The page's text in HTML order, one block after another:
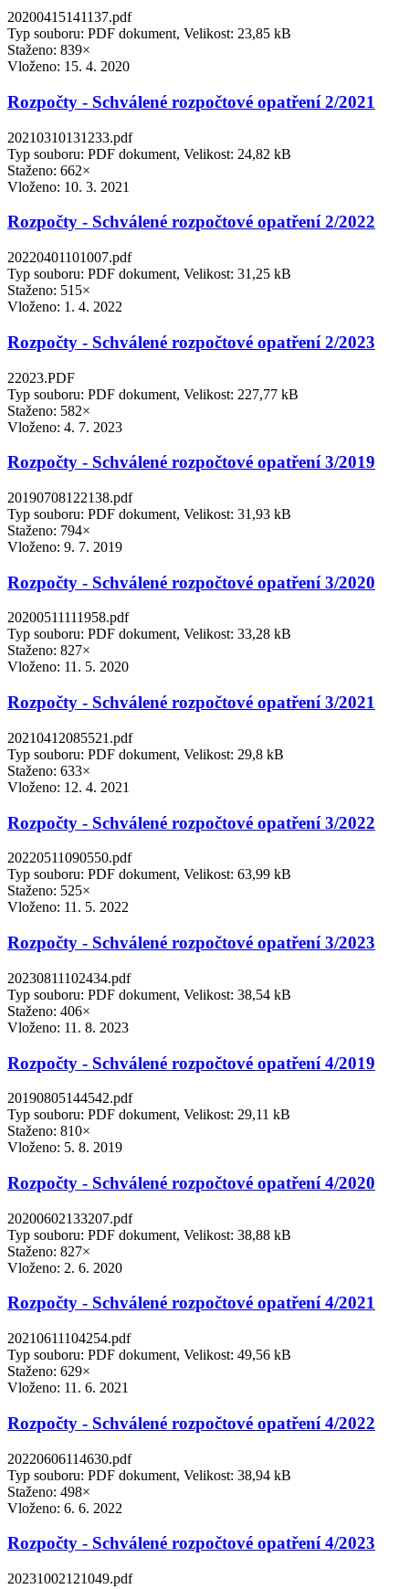
20200415141137.pdf
Typ souboru: PDF dokument, Velikost: 23,85 kB
Staženo: 839×
Vloženo: 15. 4. 2020
Rozpočty - Schválené rozpočtové opatření 2/2021
20210310131233.pdf
Typ souboru: PDF dokument, Velikost: 24,82 kB
Staženo: 662×
Vloženo: 10. 3. 2021
Rozpočty - Schválené rozpočtové opatření 2/2022
20220401101007.pdf
Typ souboru: PDF dokument, Velikost: 31,25 kB
Staženo: 515×
Vloženo: 1. 4. 2022
Rozpočty - Schválené rozpočtové opatření 2/2023
22023.PDF
Typ souboru: PDF dokument, Velikost: 227,77 kB
Staženo: 582×
Vloženo: 4. 7. 2023
Rozpočty - Schválené rozpočtové opatření 3/2019
20190708122138.pdf
Typ souboru: PDF dokument, Velikost: 31,93 kB
Staženo: 794×
Vloženo: 9. 7. 2019
Rozpočty - Schválené rozpočtové opatření 3/2020
20200511111958.pdf
Typ souboru: PDF dokument, Velikost: 33,28 kB
Staženo: 827×
Vloženo: 11. 5. 2020
Rozpočty - Schválené rozpočtové opatření 3/2021
20210412085521.pdf
Typ souboru: PDF dokument, Velikost: 29,8 kB
Staženo: 633×
Vloženo: 12. 4. 2021
Rozpočty - Schválené rozpočtové opatření 3/2022
20220511090550.pdf
Typ souboru: PDF dokument, Velikost: 63,99 kB
Staženo: 525×
Vloženo: 11. 5. 2022
Rozpočty - Schválené rozpočtové opatření 3/2023
20230811102434.pdf
Typ souboru: PDF dokument, Velikost: 38,54 kB
Staženo: 406×
Vloženo: 11. 8. 2023
Rozpočty - Schválené rozpočtové opatření 4/2019
20190805144542.pdf
Typ souboru: PDF dokument, Velikost: 29,11 kB
Staženo: 810×
Vloženo: 5. 8. 2019
Rozpočty - Schválené rozpočtové opatření 4/2020
20200602133207.pdf
Typ souboru: PDF dokument, Velikost: 38,88 kB
Staženo: 827×
Vloženo: 2. 6. 2020
Rozpočty - Schválené rozpočtové opatření 4/2021
20210611104254.pdf
Typ souboru: PDF dokument, Velikost: 49,56 kB
Staženo: 629×
Vloženo: 11. 6. 2021
Rozpočty - Schválené rozpočtové opatření 4/2022
20220606114630.pdf
Typ souboru: PDF dokument, Velikost: 38,94 kB
Staženo: 498×
Vloženo: 6. 6. 2022
Rozpočty - Schválené rozpočtové opatření 4/2023
20231002121049.pdf